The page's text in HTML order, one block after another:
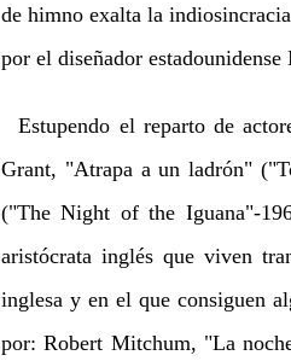
de himno exalta la
por el diseñador
Estupendo el reparto de
Grant, "Atrapa a un ladrón"
("The Night of the Iguana"-
aristócrata inglés que viven
inglesa y en el que consiguen
por: Robert Mitchum, "La